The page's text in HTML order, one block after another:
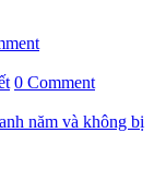
0 Comment
năm và không bị